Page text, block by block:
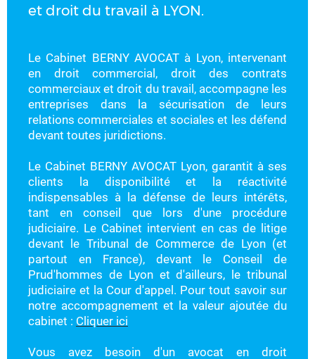
et droit du travail à LYON.
Le Cabinet BERNY AVOCAT à Lyon, intervenant
en droit commercial, droit des contrats
commerciaux et droit du travail, accompagne les
entreprises dans la sécurisation de leurs
relations commerciales et sociales et les défend
devant toutes juridictions.
Le Cabinet BERNY AVOCAT Lyon, garantit à ses
clients la disponibilité et la réactivité
indispensables à la défense de leurs intérêts,
tant en conseil que lors d'une procédure
judiciaire. Le Cabinet intervient en cas de litige
devant le Tribunal de Commerce de Lyon (et
partout en France), devant le Conseil de
Prud'hommes de Lyon et d'ailleurs, le tribunal
judiciaire et la Cour d'appel. Pour tout savoir sur
notre accompagnement et la valeur ajoutée du
cabinet : Cliquer ici
Vous avez besoin d'un avocat en droit